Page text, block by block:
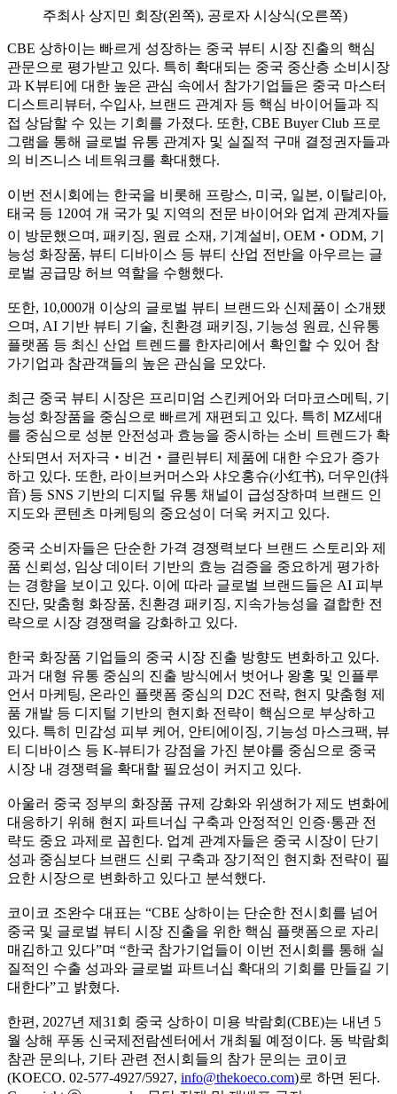
주최사 상지민 회장(왼쪽), 공로자 시상식(오른쪽)
CBE 상하이는 빠르게 성장하는 중국 뷰티 시장 진출의 핵심
관문으로 평가받고 있다. 특히 확대되는 중국 중산층 소비시장
과 K뷰티에 대한 높은 관심 속에서 참가기업들은 중국 마스터
디스트리뷰터, 수입사, 브랜드 관계자 등 핵심 바이어들과 직
접 상담할 수 있는 기회를 가졌다. 또한, CBE Buyer Club 프로
그램을 통해 글로벌 유통 관계자 및 실질적 구매 결정권자들과
의 비즈니스 네트워크를 확대했다.
이번 전시회에는 한국을 비롯해 프랑스, 미국, 일본, 이탈리아,
태국 등 120여 개 국가 및 지역의 전문 바이어와 업계 관계자들
이 방문했으며, 패키징, 원료 소재, 기계설비, OEM‧ODM, 기
능성 화장품, 뷰티 디바이스 등 뷰티 산업 전반을 아우르는 글
로벌 공급망 허브 역할을 수행했다.
또한, 10,000개 이상의 글로벌 뷰티 브랜드와 신제품이 소개됐
으며, AI 기반 뷰티 기술, 친환경 패키징, 기능성 원료, 신유통
플랫폼 등 최신 산업 트렌드를 한자리에서 확인할 수 있어 참
가기업과 참관객들의 높은 관심을 모았다.
최근 중국 뷰티 시장은 프리미엄 스킨케어와 더마코스메틱, 기
능성 화장품을 중심으로 빠르게 재편되고 있다. 특히 MZ세대
를 중심으로 성분 안전성과 효능을 중시하는 소비 트렌드가 확
산되면서 저자극‧비건‧클린뷰티 제품에 대한 수요가 증가
하고 있다. 또한, 라이브커머스와 샤오홍슈(小红书), 더우인(抖
音) 등 SNS 기반의 디지털 유통 채널이 급성장하며 브랜드 인
지도와 콘텐츠 마케팅의 중요성이 더욱 커지고 있다.
중국 소비자들은 단순한 가격 경쟁력보다 브랜드 스토리와 제
품 신뢰성, 임상 데이터 기반의 효능 검증을 중요하게 평가하
는 경향을 보이고 있다. 이에 따라 글로벌 브랜드들은 AI 피부
진단, 맞춤형 화장품, 친환경 패키징, 지속가능성을 결합한 전
략으로 시장 경쟁력을 강화하고 있다.
한국 화장품 기업들의 중국 시장 진출 방향도 변화하고 있다.
과거 대형 유통 중심의 진출 방식에서 벗어나 왕홍 및 인플루
언서 마케팅, 온라인 플랫폼 중심의 D2C 전략, 현지 맞춤형 제
품 개발 등 디지털 기반의 현지화 전략이 핵심으로 부상하고
있다. 특히 민감성 피부 케어, 안티에이징, 기능성 마스크팩, 뷰
티 디바이스 등 K-뷰티가 강점을 가진 분야를 중심으로 중국
시장 내 경쟁력을 확대할 필요성이 커지고 있다.
아울러 중국 정부의 화장품 규제 강화와 위생허가 제도 변화에
대응하기 위해 현지 파트너십 구축과 안정적인 인증·통관 전
략도 중요 과제로 꼽힌다. 업계 관계자들은 중국 시장이 단기
성과 중심보다 브랜드 신뢰 구축과 장기적인 현지화 전략이 필
요한 시장으로 변화하고 있다고 분석했다.
코이코 조완수 대표는 “CBE 상하이는 단순한 전시회를 넘어
중국 및 글로벌 뷰티 시장 진출을 위한 핵심 플랫폼으로 자리
매김하고 있다”며 “한국 참가기업들이 이번 전시회를 통해 실
질적인 수출 성과와 글로벌 파트너십 확대의 기회를 만들길 기
대한다”고 밝혔다.
한편, 2027년 제31회 중국 상하이 미용 박람회(CBE)는 내년 5
월 상해 푸동 신국제전람센터에서 개최될 예정이다. 동 박람회
참관 문의나, 기타 관련 전시회들의 참가 문의는 코이코
(KOECO. 02-577-4927/5927, info@thekoeco.com)로 하면 된다.